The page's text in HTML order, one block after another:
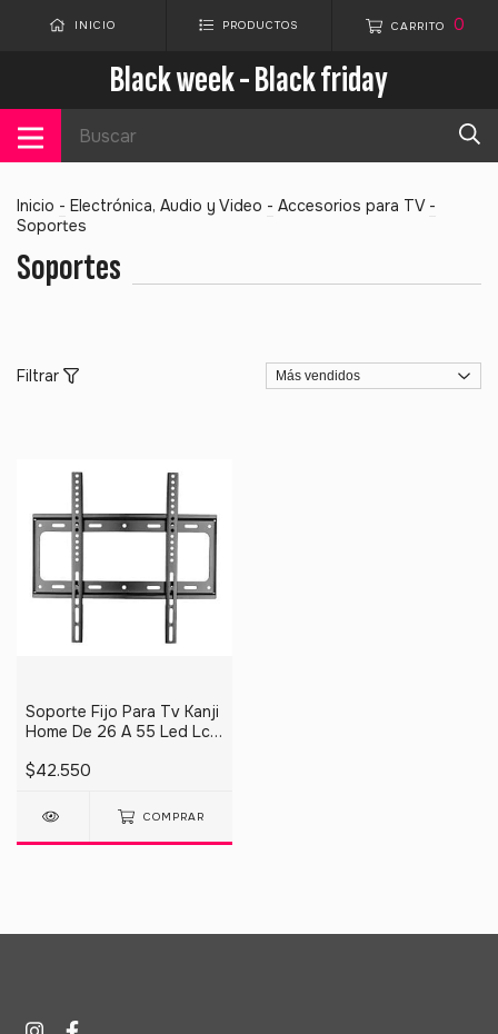
INICIO PRODUCTOS CARRITO 0
Black week - Black friday
Inicio - Electrónica, Audio y Video - Accesorios para TV -
Soportes
Soportes
Filtrar
Soporte Fijo Para Tv Kanji
Home De 26 A 55 Led Lcd
$42.550
COMPRAR